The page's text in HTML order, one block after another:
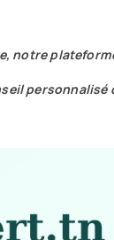
notre
personnalisé